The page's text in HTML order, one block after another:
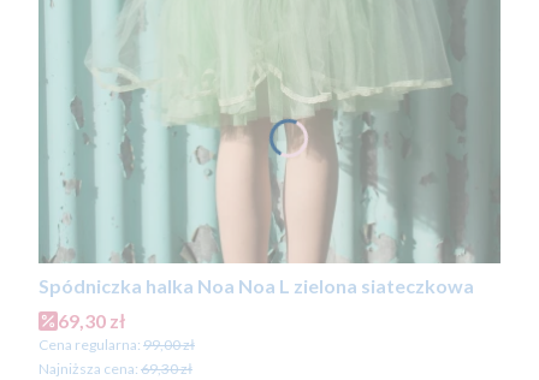
Spódniczka halka Noa Noa L zielona siateczkowa
Cena promocyjna
69,30 zł
Cena regularna: 99,00 zł
Najniższa cena: 69,30 zł